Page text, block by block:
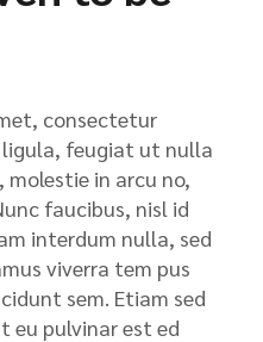
consectetur
ligula, feugiat ut nulla
in arcu no,
faucibus, nisl id
interdum nulla, sed
viverra tem pus
sem. Etiam sed
eu pulvinar est ed